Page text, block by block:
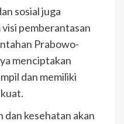
sosial juga
pemberantasan
Prabowo-
menciptakan
dan memiliki
dan kesehatan akan